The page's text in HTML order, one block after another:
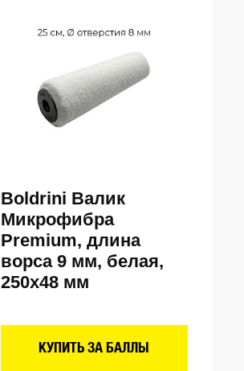
Boldrini Валик
Микрофибра
Premium, длина
ворса 9 мм, белая,
250х48 мм
КУПИТЬ ЗА БАЛЛЫ